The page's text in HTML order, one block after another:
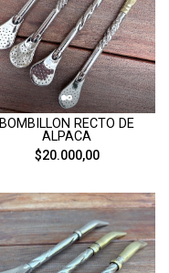
BOMBILLON RECTO DE
ALPACA
$20.000,00